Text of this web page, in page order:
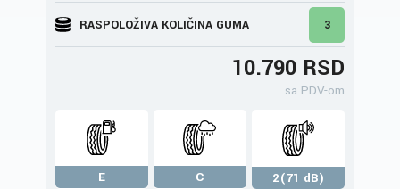
RASPOLOŽIVA KOLIČINA GUMA 3
10.790 RSD
sa PDV-om
E C
2(71 dB)